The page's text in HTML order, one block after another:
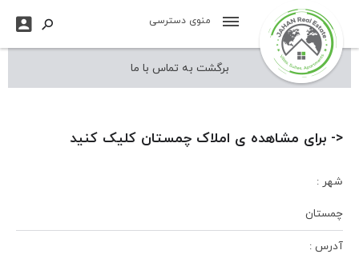
منوی دسترسی 

برگشت به تماس با ما
<- برای مشاهده ی املاک چمستان کلیک کنید
شهر :
چمستان
آدرس :